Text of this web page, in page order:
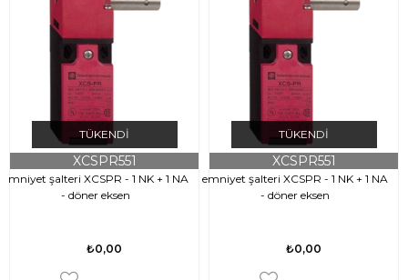
TÜKENDI
emniyet şalteri XCSPR - 1 NK + 1 NA
- döner eksen
XCSPR551
₺0,00
TÜKENDI
emniyet şalteri XCSPR - 1 NK + 1 NA
- döner eksen
XCSPR551
₺0,00